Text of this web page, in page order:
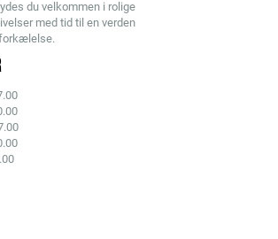
du velkommen i rolige
med tid til en verden